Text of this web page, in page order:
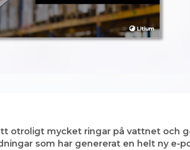
otroligt mycket ringar på vattnet och
som har genererat en helt ny e-